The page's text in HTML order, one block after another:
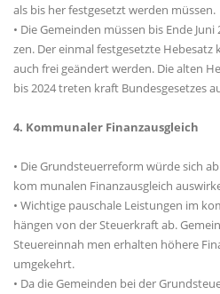
als bis her festgesetzt werden müssen.
• Die Gemeinden müssen bis Ende
zen. Der einmal festgesetzte
auch frei geändert werden. Die alten
bis 2024 treten kraft Bundesgesetzes
4. Kommunaler Finanzausgleich
• Die Grundsteuerreform würde sich
kom munalen Finanzausgleich
• Wichtige pauschale Leistungen im
hängen von der Steuerkraft ab.
Steuereinnah men erhalten höhere
umgekehrt.
• Da die Gemeinden bei der